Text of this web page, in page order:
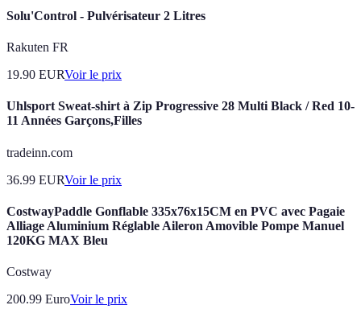
Solu'Control - Pulvérisateur 2 Litres
Rakuten FR
19.90 EURVoir le prix
Uhlsport Sweat-shirt à Zip Progressive 28 Multi Black / Red 10-
11 Années Garçons,Filles
tradeinn.com
36.99 EURVoir le prix
CostwayPaddle Gonflable 335x76x15CM en PVC avec Pagaie
Alliage Aluminium Réglable Aileron Amovible Pompe Manuel
120KG MAX Bleu
Costway
200.99 EuroVoir le prix